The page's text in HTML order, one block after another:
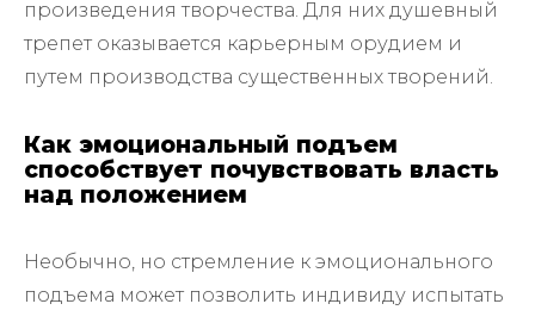
произведения творчества. Для них душевный
трепет оказывается карьерным орудием и
путем производства существенных творений.
Как эмоциональный подъем
способствует почувствовать власть
над положением
Необычно, но стремление к эмоционального
подъема может позволить индивиду испытать